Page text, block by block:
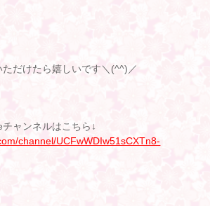
だけたら嬉しいです＼(^^)／
ャンネルはこちら↓
channel/UCFwWDIw51sCXTn8-